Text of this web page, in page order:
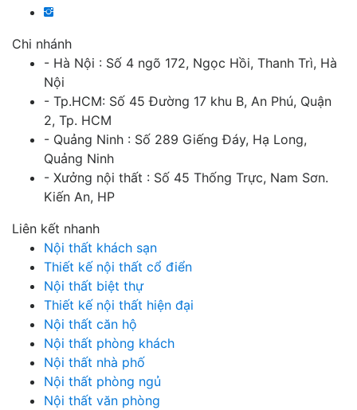
Chi nhánh
- Hà Nội : Số 4 ngõ 172, Ngọc Hồi, Thanh Trì, Hà
Nội
- Tp.HCM: Số 45 Đường 17 khu B, An Phú, Quận
2, Tp. HCM
- Quảng Ninh : Số 289 Giếng Đáy, Hạ Long,
Quảng Ninh
- Xưởng nội thất : Số 45 Thống Trực, Nam Sơn.
Kiến An, HP
Liên kết nhanh
Nội thất khách sạn
Thiết kế nội thất cổ điển
Nội thất biệt thự
Thiết kế nội thất hiện đại
Nội thất căn hộ
Nội thất phòng khách
Nội thất nhà phố
Nội thất phòng ngủ
Nội thất văn phòng